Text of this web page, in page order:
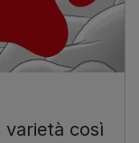
varietà così